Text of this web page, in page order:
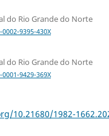
do Rio Grande do Norte
9395-430X
do Rio Grande do Norte
9429-369X
10.21680/1982-